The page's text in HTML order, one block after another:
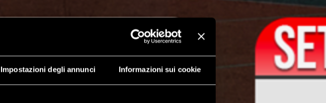
Impostazioni degli annunci Informazioni sui cookie